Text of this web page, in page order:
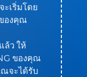
ะเริ่มโดย
องคุณ
ล้ว ให้
ของคุณ
จะได้รับ